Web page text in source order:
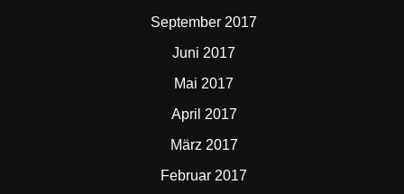
September 2017
Juni 2017
Mai 2017
April 2017
März 2017
Februar 2017